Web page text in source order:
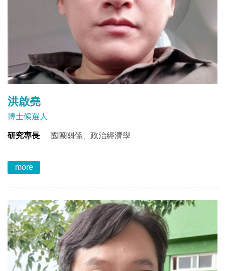
洪啟堯
博士候選人
研究專長 國際關係、政治經濟學
more